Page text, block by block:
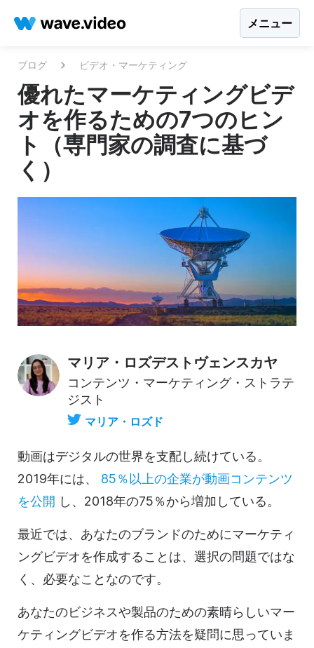
メニュー
ブログ ビデオ・マーケティング
優れたマーケティングビデ
オを作るための7つのヒン
ト（専門家の調査に基づ
く）
マリア・ロズデストヴェンスカヤ
コンテンツ・マーケティング・ストラテ
ジスト
マリア・ロズド
動画はデジタルの世界を支配し続けている。
2019年には、 85％以上の企業が動画コンテンツ
を公開 し、2018年の75％から増加している。
最近では、あなたのブランドのためにマーケティ
ングビデオを作成することは、選択の問題ではな
く、必要なことなのです。
あなたのビジネスや製品のための素晴らしいマー
ケティングビデオを作る方法を疑問に思っていま